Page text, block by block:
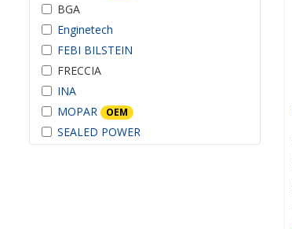
BGA
Enginetech
FEBI BILSTEIN
FRECCIA
INA
MOPAR
OEM
SEALED POWER